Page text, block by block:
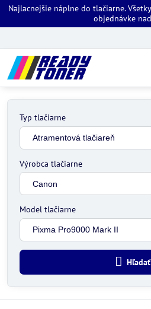
Najlacnejšie náplne do tlačiarne.
objednávke
Typ tlačiarne
Výrobca tlačiarne
Model tlačiarne
Hľadať